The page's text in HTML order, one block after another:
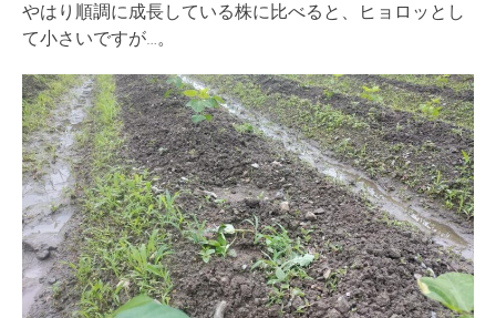
やはり順調に成長している株に比べると、ヒョロッとし
て小さいですが…。